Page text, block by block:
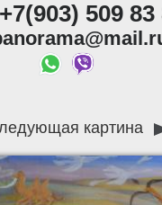
509 83
картина